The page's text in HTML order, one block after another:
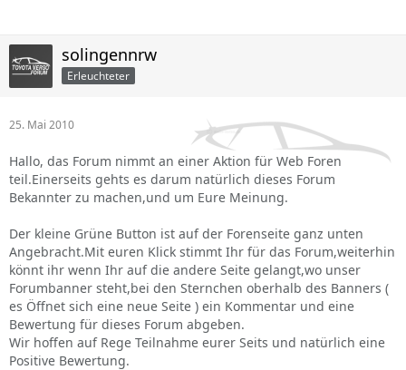
solingennrw
Erleuchteter
25. Mai 2010
Hallo, das Forum nimmt an einer Aktion für Web Foren
teil.Einerseits gehts es darum natürlich dieses Forum
Bekannter zu machen,und um Eure Meinung.
Der kleine Grüne Button ist auf der Forenseite ganz unten
Angebracht.Mit euren Klick stimmt Ihr für das Forum,weiterhin
könnt ihr wenn Ihr auf die andere Seite gelangt,wo unser
Forumbanner steht,bei den Sternchen oberhalb des Banners (
es Öffnet sich eine neue Seite ) ein Kommentar und eine
Bewertung für dieses Forum abgeben.
Wir hoffen auf Rege Teilnahme eurer Seits und natürlich eine
Positive Bewertung.